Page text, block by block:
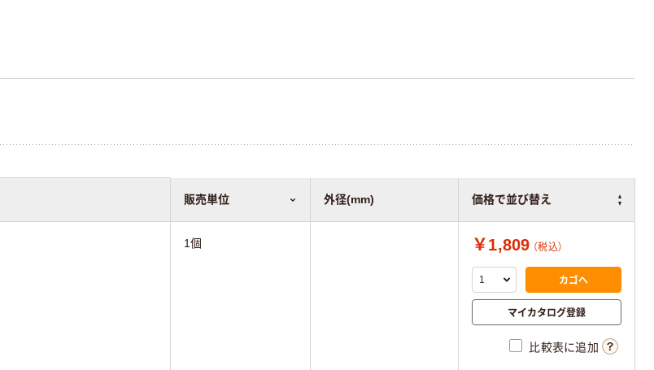
販売単位 外径(mm) 価格で並び替え
1個 ￥1,809 （税込）
カゴへ
マイカタログ登録
比較表に追加